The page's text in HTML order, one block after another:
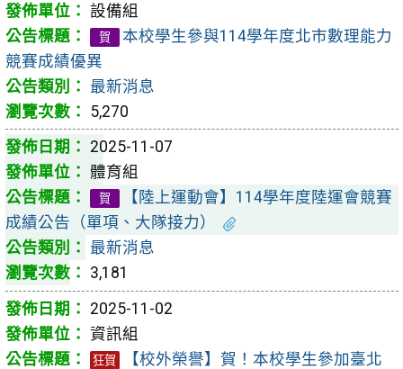
設備組
賀
本校學生參與114學年度北市數理能力
競賽成績優異
最新消息
5,270
2025-11-07
體育組
賀
【陸上運動會】114學年度陸運會競賽
成績公告（單項、大隊接力）
最新消息
3,181
2025-11-02
資訊組
狂賀
【校外榮譽】賀！本校學生參加臺北